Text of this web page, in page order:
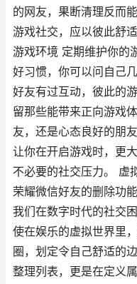
的网友，果断清理反而
游戏社交，应以彼此舒
游戏环境 定期维护你的
好习惯，你可以问自己
好友有过互动，彼此的
留那些能带来正向游戏
友，还是心态良好的朋
让你在开启游戏时，更
不必要的社交压力。 虚
荣耀微信好友的删除功
我们在数字时代的社交
使在娱乐的虚拟世界里
圈，划定令自己舒适的
整理列表，更是在定义